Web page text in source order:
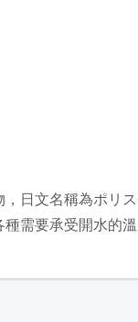
日文名稱為ポリ
需要承受開水的